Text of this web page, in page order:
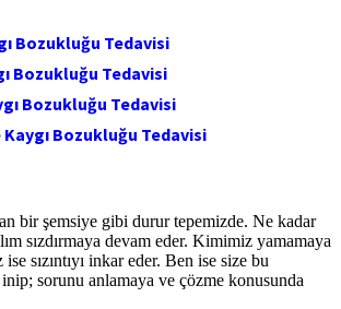
Bozukluğu Tedavisi
Bozukluğu Tedavisi
Bozukluğu Tedavisi
Bozukluğu Tedavisi
bir şemsiye gibi durur tepemizde. Ne kadar
sızdırmaya devam eder. Kimimiz yamamaya
sızıntıyı inkar eder. Ben ise size bu
inip; sorunu anlamaya ve çözme konusunda